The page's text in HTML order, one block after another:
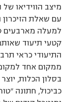
מיצב הווידיאו
עם שאלת
למעלה מארבעים
קטעי תיעוד
התיעודי כראי
ממקום אחד
בסלון הכלות,
כביכול, חתונה